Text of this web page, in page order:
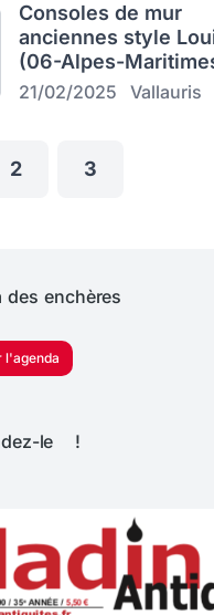
Consoles de mur
anciennes style
(06-Alpes-
21/02/2025 Vallauris
2 3
des enchères
l'agenda
le !